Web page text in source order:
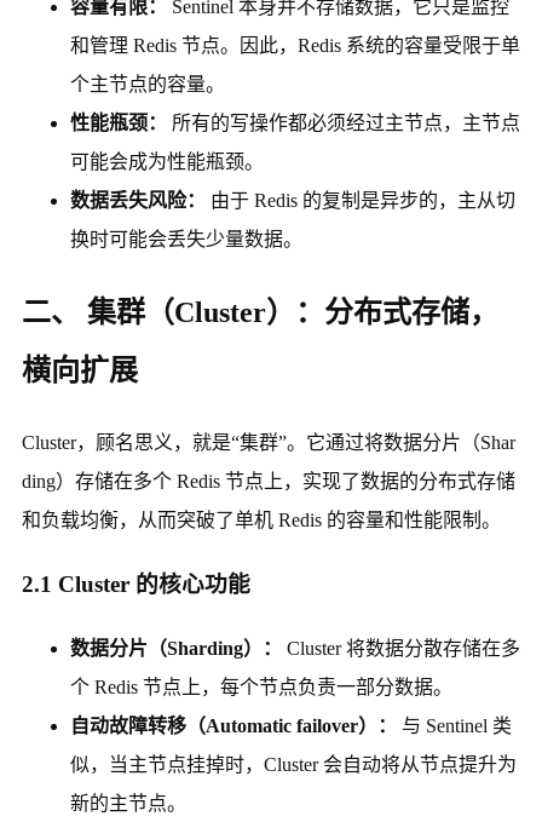
容量有限：
Sentinel 本身并不存储数据，它只是监控
和管理 Redis 节点。因此，Redis 系统的容量受限于单
个主节点的容量。
性能瓶颈：
所有的写操作都必须经过主节点，主节点
可能会成为性能瓶颈。
数据丢失风险：
由于 Redis 的复制是异步的，主从切
换时可能会丢失少量数据。
二、 集群（Cluster）：分布式存储，
横向扩展
Cluster，顾名思义，就是“集群”。它通过将数据分片（Shar
ding）存储在多个 Redis 节点上，实现了数据的分布式存储
和负载均衡，从而突破了单机 Redis 的容量和性能限制。
2.1 Cluster 的核心功能
数据分片（Sharding）：
Cluster 将数据分散存储在多
个 Redis 节点上，每个节点负责一部分数据。
自动故障转移（Automatic failover）：
与 Sentinel 类
似，当主节点挂掉时，Cluster 会自动将从节点提升为
新的主节点。